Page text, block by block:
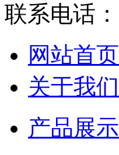
联系电话：
网站首页
关于我们
产品展示